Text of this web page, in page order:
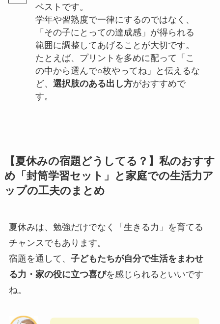
ベストです。
学年や習熟度で一律にするのではなく、
「その子にとっての達成感」が得られる
範囲に調整してあげることが大切です。
たとえば、プリントを多めに配って「こ
の中から選んで○枚やってね」と伝えるな
ど、 選択肢のある出し方がおすすめで
す。
【夏休みの宿題どうしてる？】私のおすす
め「封筒学習セット」と家庭での生活力ア
ップの工夫のまとめ
夏休みは、勉強だけでなく「生きる力」を育てる
チャンスでもあります。
宿題を通して、 子どもたちが自分で生活をまわせ
る力・家の役に立つ喜びを感じられるといいです
ね。